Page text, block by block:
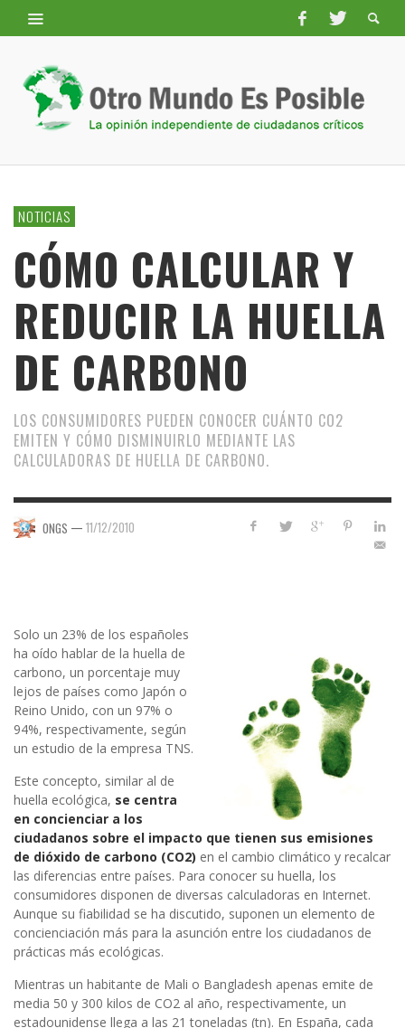
NOTICIAS
CÓMO CALCULAR Y
REDUCIR LA HUELLA
DE CARBONO
LOS CONSUMIDORES PUEDEN CONOCER CUÁNTO CO2
EMITEN Y CÓMO DISMINUIRLO MEDIANTE LAS
CALCULADORAS DE HUELLA DE CARBONO.
ONGS — 11/12/2010
Solo un 23% de los españoles
ha oído hablar de la huella de
carbono, un porcentaje muy
lejos de países como Japón o
Reino Unido, con un 97% o
94%, respectivamente, según
un estudio de la empresa TNS.
Este concepto, similar al de
huella ecológica, se centra
en concienciar a los
ciudadanos sobre el impacto que tienen sus emisiones
de dióxido de carbono (CO2) en el cambio climático y recalcar
las diferencias entre países. Para conocer su huella, los
consumidores disponen de diversas calculadoras en Internet.
Aunque su fiabilidad se ha discutido, suponen un elemento de
concienciación más para la asunción entre los ciudadanos de
prácticas más ecológicas.
Mientras un habitante de Mali o Bangladesh apenas emite de
media 50 y 300 kilos de CO2 al año, respectivamente, un
estadounidense llega a las 21 toneladas (tn). En España, cada